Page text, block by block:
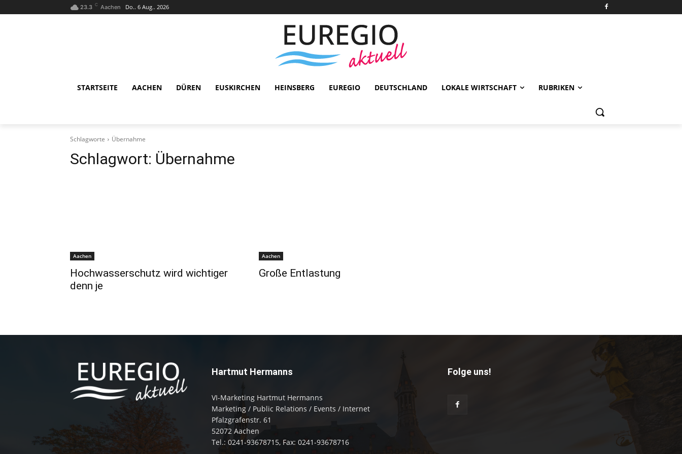
23.3 C Aachen Do.. 6 Aug.. 2026
STARTSEITE AACHEN DÜREN EUSKIRCHEN HEINSBERG EUREGIO DEUTSCHLAND LOKALE WIRTSCHAFT RUBRIKEN
Schlagworte Übernahme
Schlagwort: Übernahme
Aachen
Hochwasserschutz wird wichtiger
denn je
Aachen
Große Entlastung
Hartmut Hermanns
VI-Marketing Hartmut Hermanns
Marketing / Public Relations / Events / Internet
Pfalzgrafenstr. 61
52072 Aachen
Tel.: 0241-93678715, Fax: 0241-93678716
Folge uns!